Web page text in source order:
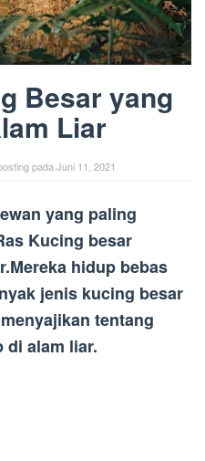
Besar yang
Liar
pada Juni 11, 2021
yang paling
Kucing besar
hidup bebas
jenis kucing besar
tentang
di alam liar.